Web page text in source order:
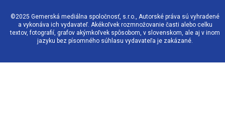
©2025 Gemerská mediálna spoločnosť, s.r.o., Autorské práva sú vyhradené
a vykonáva ich vydavateľ. Akékoľvek rozmnožovanie časti alebo celku
textov, fotografií, grafov akýmkoľvek spôsobom, v slovenskom, ale aj v inom
jazyku bez písomného súhlasu vydavateľa je zakázané.